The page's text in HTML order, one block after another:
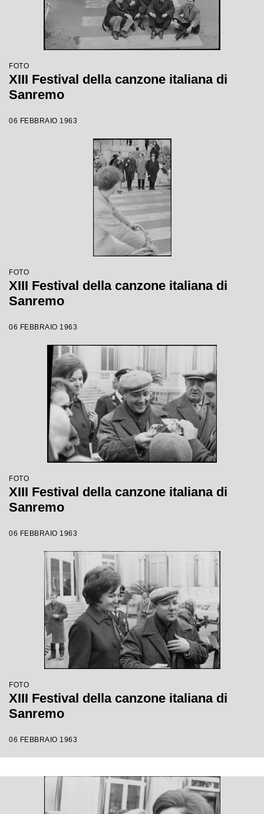
FOTO
XIII Festival della canzone italiana di
Sanremo
06 FEBBRAIO 1963
FOTO
XIII Festival della canzone italiana di
Sanremo
06 FEBBRAIO 1963
FOTO
XIII Festival della canzone italiana di
Sanremo
06 FEBBRAIO 1963
FOTO
XIII Festival della canzone italiana di
Sanremo
06 FEBBRAIO 1963